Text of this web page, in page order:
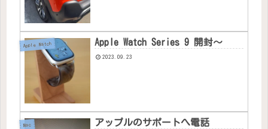
Apple Watch Apple Watch Series 9 開封〜
2023.09.23
Mac アップルのサポートへ電話